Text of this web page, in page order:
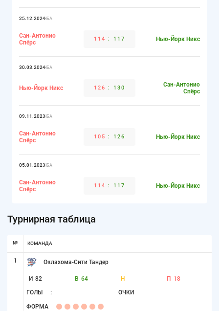
25.12.2024НБА
Сан-Антонио
Спёрс
114 : 117 Нью-Йорк Никс
30.03.2024НБА
Нью-Йорк Никс 126 : 130
Сан-Антонио
Спёрс
09.11.2023НБА
Сан-Антонио
Спёрс
105 : 126 Нью-Йорк Никс
05.01.2023НБА
Сан-Антонио
Спёрс
114 : 117 Нью-Йорк Никс
Турнирная таблица
№ КОМАНДА
1 Оклахома-Сити Тандер
И 82 В 64 Н П 18
ГОЛЫ : ОЧКИ
ФОРМА